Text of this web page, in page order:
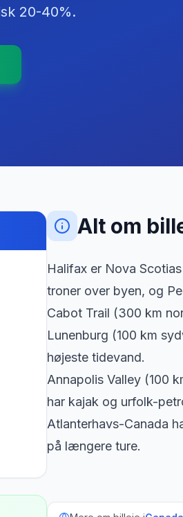
20-40%.
Alt om
Halifax er Nova
troner over byen, og
Cabot Trail (300 km
Lunenburg (100 km
højeste tidevand.
Annapolis Valley (100
har kajak og urfolk-
Atlanterhavs-Canada
på længere ture.